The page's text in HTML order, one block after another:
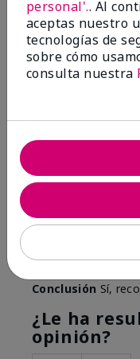
5
Great for
EnviadoHace 8
marykay.com/en-us/
I was given this
someone in my
something for us.
this twice and my
Mostrar Traducción
Conclusión Sí,
¿Le ha
opinión?
personal'.. Al
aceptas nuestro
tecnologías de
sobre cómo
consulta nuestra